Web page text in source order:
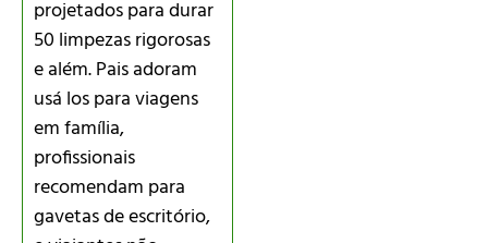
projetados para durar
50 limpezas rigorosas
e além. Pais adoram
usá los para viagens
em família,
profissionais
recomendam para
gavetas de escritório,